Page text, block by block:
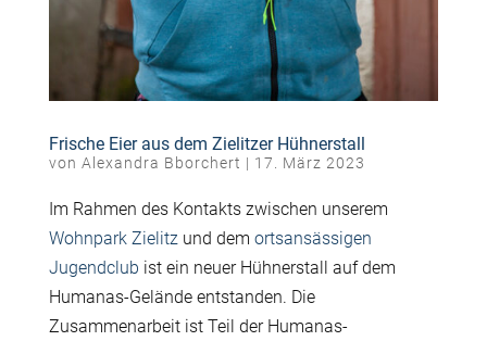
Frische Eier aus dem Zielitzer Hühnerstall
von Alexandra Bborchert | 17. März 2023
Im Rahmen des Kontakts zwischen unserem
Wohnpark Zielitz und dem ortsansässigen
Jugendclub ist ein neuer Hühnerstall auf dem
Humanas-Gelände entstanden. Die
Zusammenarbeit ist Teil der Humanas-